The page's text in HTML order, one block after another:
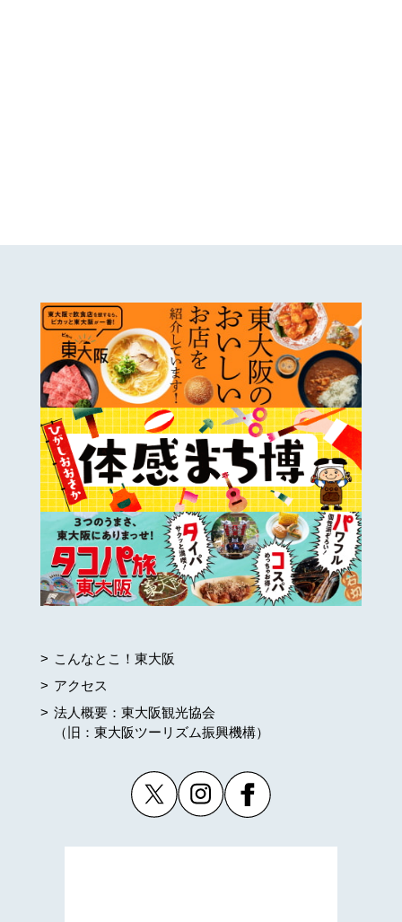
こんなとこ！東大阪
アクセス
法人概要：東大阪観光協会
（旧：東大阪ツーリズム振興機構）